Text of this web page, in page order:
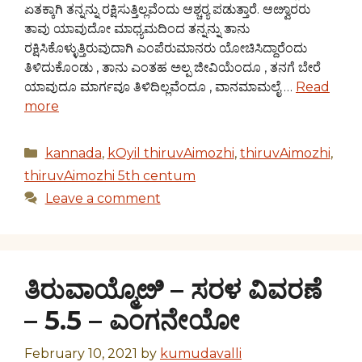
ಏತಕ್ಕಾಗಿ ತನ್ನನ್ನು ರಕ್ಷಿಸುತ್ತಿಲ್ಲವೆಂದು ಆಶ್ಚರ್‍ಯ ಪಡುತ್ತಾರೆ. ಆೞ್ವಾರರು
ತಾವು ಯಾವುದೋ ಮಾಧ್ಯಮದಿಂದ ತನ್ನನ್ನು ತಾನು
ರಕ್ಷಿಸಿಕೊಳ್ಳುತ್ತಿರುವುದಾಗಿ ಎಂಪೆರುಮಾನರು ಯೋಚಿಸಿದ್ದಾರೆಂದು
ತಿಳಿದುಕೊಂಡು , ತಾನು ಎಂತಹ ಅಲ್ಪ ಜೀವಿಯೆಂದೂ , ತನಗೆ ಬೇರೆ
ಯಾವುದೂ ಮಾರ್ಗವೂ ತಿಳಿದಿಲ್ಲವೆಂದೂ , ವಾನಮಾಮಲೈ … Read
more
Categories
kannada, kOyil thiruvAimozhi, thiruvAimozhi,
thiruvAimozhi 5th centum
Leave a comment
ತಿರುವಾಯ್ಮೊೞಿ – ಸರಳ ವಿವರಣೆ
– 5.5 – ಎಂಗನೇಯೋ
February 10, 2021 by kumudavalli